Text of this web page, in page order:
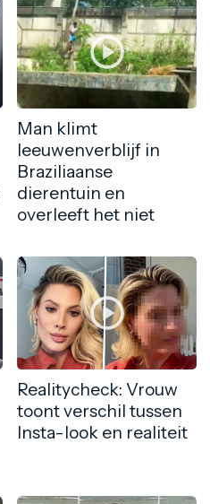
Man klimt
leeuwenverblijf in
Braziliaanse
dierentuin en
overleeft het niet
Realitycheck: Vrouw
toont verschil tussen
Insta-look en realiteit